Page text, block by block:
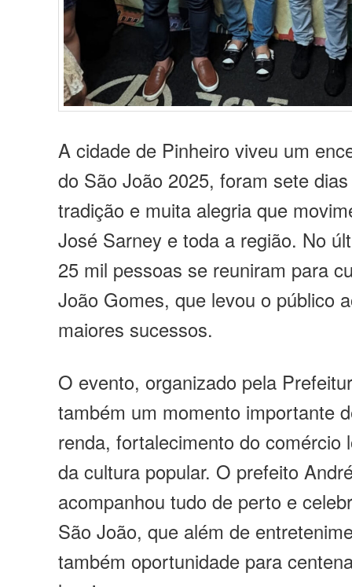
A cidade de Pinheiro viveu um
do São João 2025, foram sete
tradição e muita alegria que
José Sarney e toda a região. No
25 mil pessoas se reuniram para
João Gomes, que levou o público
maiores sucessos.
O evento, organizado pela
também um momento importante
renda, fortalecimento do comércio
da cultura popular. O prefeito
acompanhou tudo de perto e
São João, que além de
também oportunidade para